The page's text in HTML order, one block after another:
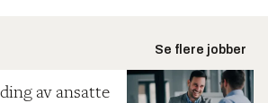
Se flere jobber
av ansatte